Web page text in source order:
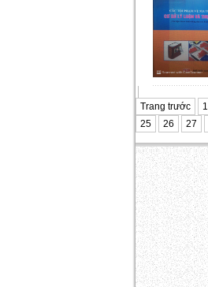
Trang trước 1
25
26 27